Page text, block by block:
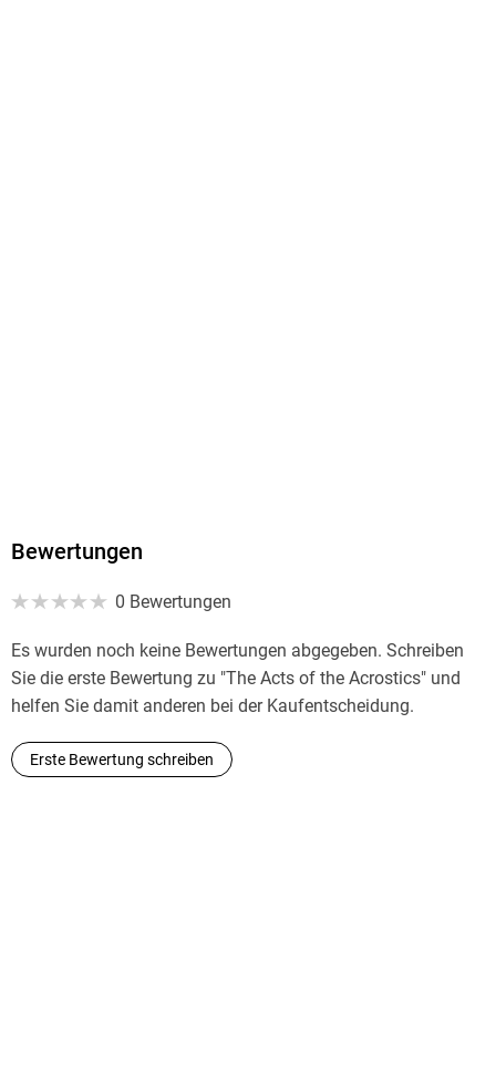
Bewertungen
0 Bewertungen
Es wurden noch keine Bewertungen abgegeben. Schreiben
Sie die erste Bewertung zu "The Acts of the Acrostics" und
helfen Sie damit anderen bei der Kaufentscheidung.
Erste Bewertung schreiben